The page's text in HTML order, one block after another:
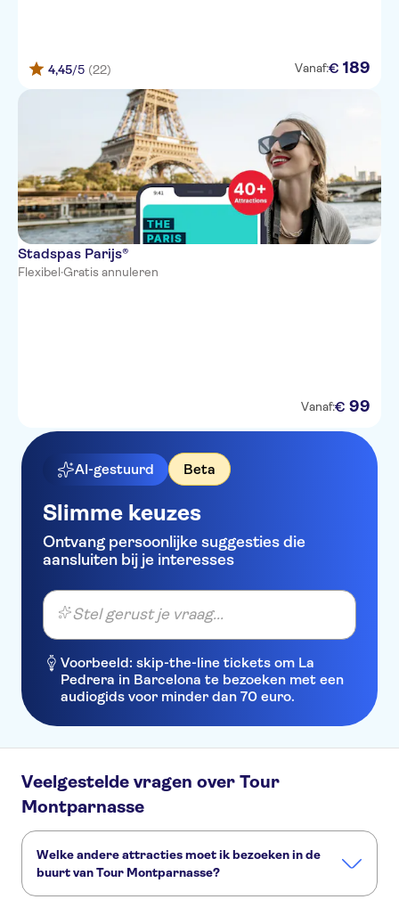
4,45/5 (22) Vanaf:€ 189
Stadspas Parijs®
Flexibel·Gratis annuleren
Vanaf:€ 99
AI-gestuurd Beta
Slimme keuzes
Ontvang persoonlijke suggesties die
aansluiten bij je interesses
Stel gerust je vraag...
Voorbeeld: skip-the-line tickets om La
Pedrera in Barcelona te bezoeken met een
audiogids voor minder dan 70 euro.
Veelgestelde vragen over Tour
Montparnasse
Welke andere attracties moet ik bezoeken in de
buurt van Tour Montparnasse?